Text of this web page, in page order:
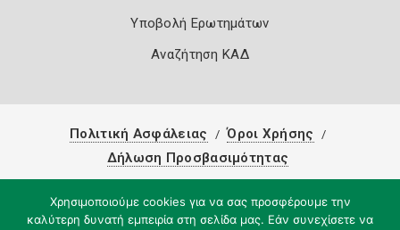
Υποβολή Ερωτημάτων
Αναζήτηση ΚΑΔ
Πολιτική Ασφάλειας
Όροι Χρήσης
Δήλωση Προσβασιμότητας
Χρησιμοποιούμε cookies για να σας προσφέρουμε την
καλύτερη δυνατή εμπειρία στη σελίδα μας. Εάν συνεχίσετε να